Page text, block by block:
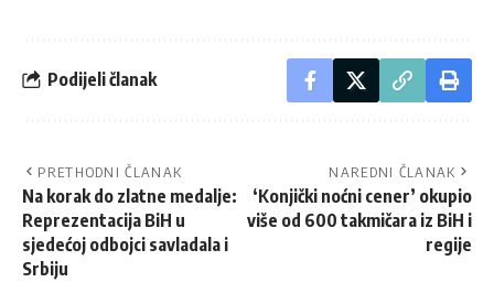
Podijeli članak
PRETHODNI ČLANAK
Na korak do zlatne medalje:
Reprezentacija BiH u
sjedećoj odbojci savladala i
Srbiju
NAREDNI ČLANAK
‘Konjički noćni cener’ okupio
više od 600 takmičara iz BiH i
regije